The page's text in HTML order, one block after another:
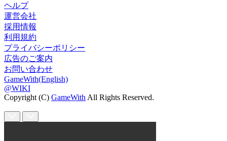
ヘルプ
運営会社
採用情報
利用規約
プライバシーポリシー
広告のご案内
お問い合わせ
GameWith(English)
@WIKI
Copyright (C) GameWithAll Rights Reserved.